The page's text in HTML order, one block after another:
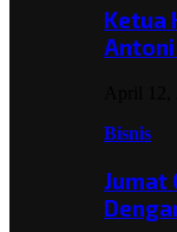
Ketua
Bisnis
Jumat